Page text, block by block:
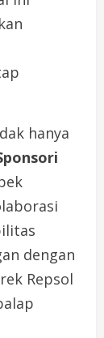
hanya
dengan
Repsol